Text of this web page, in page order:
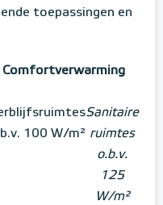
toepassingen en
Comfortverwarming
100 W/m²
Sanitaire
ruimtes
o.b.v.
125
W/m²